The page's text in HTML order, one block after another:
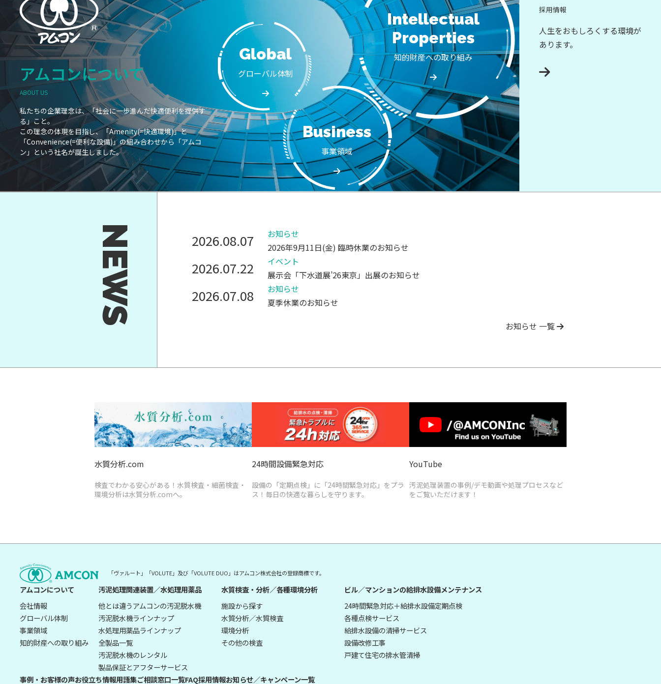
アムコンについて
ABOUT US
私たちの企業理念は、「社会に一歩進んだ快適便利を提供す
る」こと。
この理念の体現を目指し、「Amenity(=快適環境)」と
「Convenience(=便利な設備)」の組み合わせから「アムコ
ン」という社名が誕生しました。
Intellectual
Properties
知的財産への取り組み
Global
グローバル体制
Business
事業領域
採用情報
人生をおもしろくする環境が
あります。
NEWS 2026.08.07
お知らせ
2026年9月11日(金) 臨時休業のお知らせ
2026.07.22
イベント
展示会「下水道展’26東京」出展のお知らせ
2026.07.08
お知らせ
夏季休業のお知らせ
お知らせ 一覧
水質分析.com
検査でわかる安心がある！水質検査・細菌検査・
環境分析は水質分析.comへ。
24時間設備緊急対応
設備の「定期点検」に「24時間緊急対応」をプラ
ス！毎日の快適な暮らしを守ります。
YouTube
汚泥処理装置の事例/デモ動画や処理プロセスなど
をご覧いただけます！
「ヴァルート」「VOLUTE」及び「VOLUTE DUO」はアムコン株式会社の登録商標です。
アムコンについて
会社情報
グローバル体制
事業領域
知的財産への取り組み
汚泥処理関連装置／水処理用薬品
他とは違うアムコンの汚泥脱水機
汚泥脱水機ラインナップ
水処理用薬品ラインナップ
全製品一覧
汚泥脱水機のレンタル
製品保証とアフターサービス
水質検査・分析／各種環境分析
施設から探す
水質分析／水質検査
環境分析
その他の検査
ビル／マンションの給排水設備メンテナンス
24時間緊急対応＋給排水設備定期点検
各種点検サービス
給排水設備の清掃サービス
設備改修工事
戸建て住宅の排水管清掃
事例・お客様の声お役立ち情報用語集ご相談窓口一覧FAQ採用情報お知らせ／キャンペーン一覧